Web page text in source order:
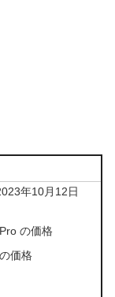
年10月12日
の価格
価格